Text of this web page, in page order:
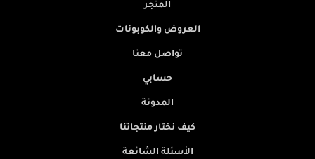
المتجر
العروض والكوبونات
تواصل معنا
حسابي
المدونة
كيف نختار منتجاتنا
الأسئلة الشائعة